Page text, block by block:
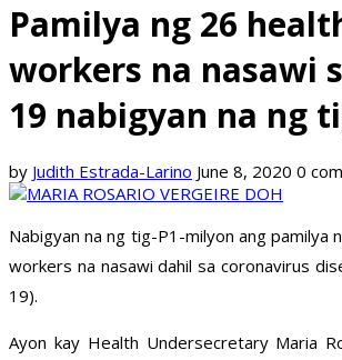
Pamilya ng 26
workers na nasawi
19 nabigyan na ng
by Judith Estrada-Larino June 8, 2020 0
Nabigyan na ng tig-P1-milyon ang pamilya
workers na nasawi dahil sa coronavirus
19).
Ayon kay Health Undersecretary Maria